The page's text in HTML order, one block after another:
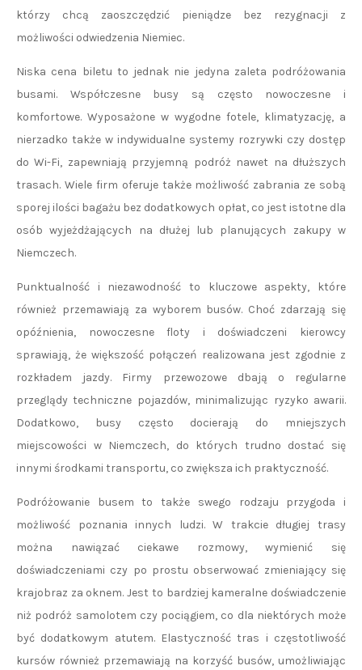
którzy chcą zaoszczędzić pieniądze bez rezygnacji z
możliwości odwiedzenia Niemiec.
Niska cena biletu to jednak nie jedyna zaleta podróżowania
busami. Współczesne busy są często nowoczesne i
komfortowe. Wyposażone w wygodne fotele, klimatyzację, a
nierzadko także w indywidualne systemy rozrywki czy dostęp
do Wi-Fi, zapewniają przyjemną podróż nawet na dłuższych
trasach. Wiele firm oferuje także możliwość zabrania ze sobą
sporej ilości bagażu bez dodatkowych opłat, co jest istotne dla
osób wyjeżdżających na dłużej lub planujących zakupy w
Niemczech.
Punktualność i niezawodność to kluczowe aspekty, które
również przemawiają za wyborem busów. Choć zdarzają się
opóźnienia, nowoczesne floty i doświadczeni kierowcy
sprawiają, że większość połączeń realizowana jest zgodnie z
rozkładem jazdy. Firmy przewozowe dbają o regularne
przeglądy techniczne pojazdów, minimalizując ryzyko awarii.
Dodatkowo, busy często docierają do mniejszych
miejscowości w Niemczech, do których trudno dostać się
innymi środkami transportu, co zwiększa ich praktyczność.
Podróżowanie busem to także swego rodzaju przygoda i
możliwość poznania innych ludzi. W trakcie długiej trasy
można nawiązać ciekawe rozmowy, wymienić się
doświadczeniami czy po prostu obserwować zmieniający się
krajobraz za oknem. Jest to bardziej kameralne doświadczenie
niż podróż samolotem czy pociągiem, co dla niektórych może
być dodatkowym atutem. Elastyczność tras i częstotliwość
kursów również przemawiają na korzyść busów, umożliwiając